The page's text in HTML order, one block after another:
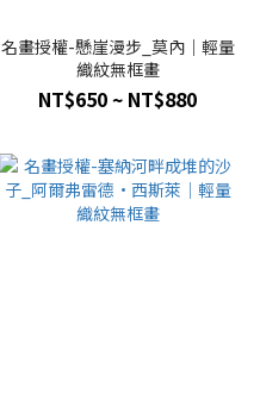
名畫授權-懸崖漫步_莫內｜輕量
織紋無框畫
NT$650 ~ NT$880